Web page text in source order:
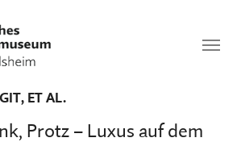
Protz – Luxus auf dem
ET AL.